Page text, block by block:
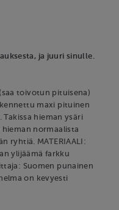
ja juuri sinulle.
toivotun pituisena)
maxi pituinen
hieman ysäri
normaalista
ryhtiä. MATERIAALI:
ylijäämä farkku
Suomen punainen
on kevyesti